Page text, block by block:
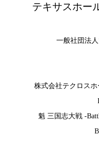
テキサスホー
一般社団法
株式会社テクロス
魁 三国志大戦 -